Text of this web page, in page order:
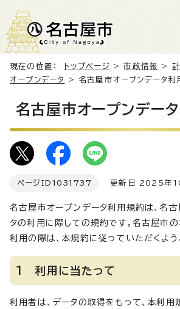
現在の位置： トップページ >市政情報 >
オープンデータ
> 名古屋市オープンデータ利
名古屋市オープンデー
ページID 1031737 更新日 2025年
名古屋市オープンデータ利用規約は、名
タの利用に際しての規約です。名古屋市
利用の際は、本規約に従っていただくよう
1 利用に当たって
利用者は、データの取得をもって、本利用